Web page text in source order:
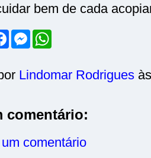
bem de cada
F
a
b
o
M
e
e
n
r
s
A
Lindomar Rodrigues
comentário:
comentário